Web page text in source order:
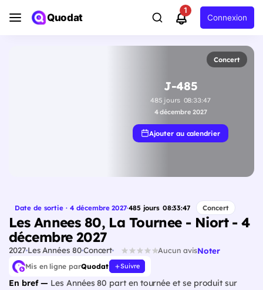
Quodat
1
Connexion
Concert
J-485
485 jours 08:33:46
4 décembre 2027
Ajouter au calendrier
Date de sortie · 4 décembre 2027·485 jours 08:33:46 Concert
Les Annees 80, La Tournee - Niort - 4
décembre 2027
2027Les Années 80Concert Aucun avisNoter
Mis en ligne parQuodat Suivre
En bref — Les Années 80 part en tournée et se produit sur